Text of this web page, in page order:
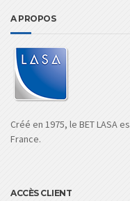
A PROPOS
Créé en 1975, le BET LASA
France.
ACCÈS CLIENT